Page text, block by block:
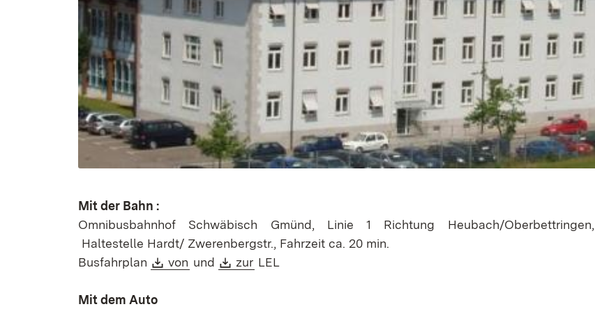
Mit der Bahn :
Omnibusbahnhof Schwäbisch Gmünd, Linie 1 Richtung Heubach/Oberbettringen,
Haltestelle Hardt/ Zwerenbergstr., Fahrzeit ca. 20 min.
Busfahrplan
Download:
von (Öffnet in neuem Fenster)
und Download:
zur (Öffnet in neuem Fenster)
LEL
Mit dem Auto